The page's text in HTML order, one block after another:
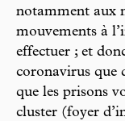
notamment aux
mouvements à
effectuer ; et
coronavirus que
que les prisons
cluster (foyer